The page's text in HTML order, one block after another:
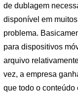
de dublagem
disponível em
problema.
para dispositivos
arquivo
vez, a empresa
que todo o conteúdo